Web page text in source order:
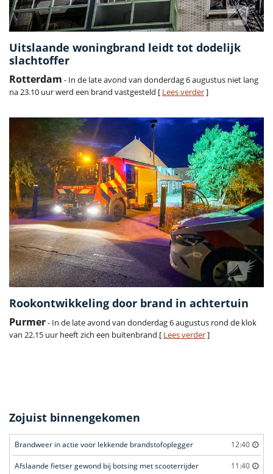
Uitslaande woningbrand leidt tot dodelijk
slachtoffer
Rotterdam - In de late avond van donderdag 6 augustus niet lang
na 23.10 uur werd een brand vastgesteld [ Lees verder]
Rookontwikkeling door brand in achtertuin
Purmer- In de late avond van donderdag 6 augustus rond de klok
van 22.15 uur heeft zich een buitenbrand [ Lees verder]
Zojuist binnengekomen
Brandweer in actie voor lekkende brandstofoplegger 12:40
Afslaande fietser gewond bij botsing met scooterrijder 11:40